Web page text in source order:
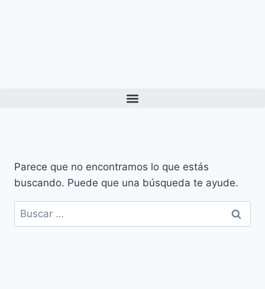
Parece que no encontramos lo que estás
buscando. Puede que una búsqueda te ayude.